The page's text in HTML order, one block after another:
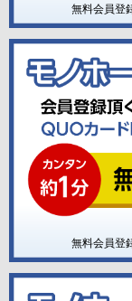
無料会員登
無料会員登